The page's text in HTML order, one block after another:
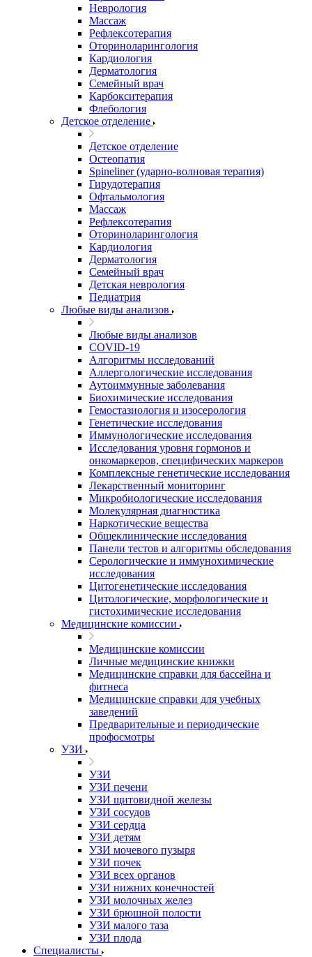
Неврология
Массаж
Рефлексотерапия
Оториноларингология
Кардиология
Дерматология
Семейный врач
Карбокситерапия
Флебология
Детское отделение
Детское отделение
Остеопатия
Spineliner (ударно-волновая терапия)
Гирудотерапия
Офтальмология
Массаж
Рефлексотерапия
Оториноларингология
Кардиология
Дерматология
Семейный врач
Детская неврология
Педиатрия
Любые виды анализов
Любые виды анализов
COVID-19
Алгоритмы исследований
Аллергологические исследования
Аутоиммунные заболевания
Биохимические исследования
Гемостазиология и изосерология
Генетические исследования
Иммунологические исследования
Исследования уровня гормонов и
онкомаркеров, специфических маркеров
Комплексные генетические исследования
Лекарственный мониторинг
Микробиологические исследования
Молекулярная диагностика
Наркотические вещества
Общеклинические исследования
Панели тестов и алгоритмы обследования
Серологические и иммунохимические
исследования
Цитогенетические исследования
Цитологические, морфологические и
гистохимические исследования
Медицинские комиссии
Медицинские комиссии
Личные медицинские книжки
Медицинские справки для бассейна и
фитнеса
Медицинские справки для учебных
заведений
Предварительные и периодические
профосмотры
УЗИ
УЗИ
УЗИ печени
УЗИ щитовидной железы
УЗИ сосудов
УЗИ сердца
УЗИ детям
УЗИ мочевого пузыря
УЗИ почек
УЗИ всех органов
УЗИ нижних конечностей
УЗИ молочных желез
УЗИ брюшной полости
УЗИ малого таза
УЗИ плода
Специалисты